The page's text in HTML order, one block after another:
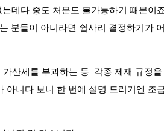
데다 중도 처분도 불가능하기 때문이
분들이 아니라면 쉽사리 결정하기가
산세를 부과하는 등 각종 제재 규정을
아니다 보니 한 번에 설명 드리기엔 조